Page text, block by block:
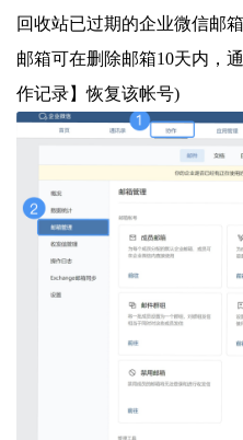
回收站已过期的企业微信邮
邮箱可在删除邮箱10天内，
作记录】恢复该帐号)